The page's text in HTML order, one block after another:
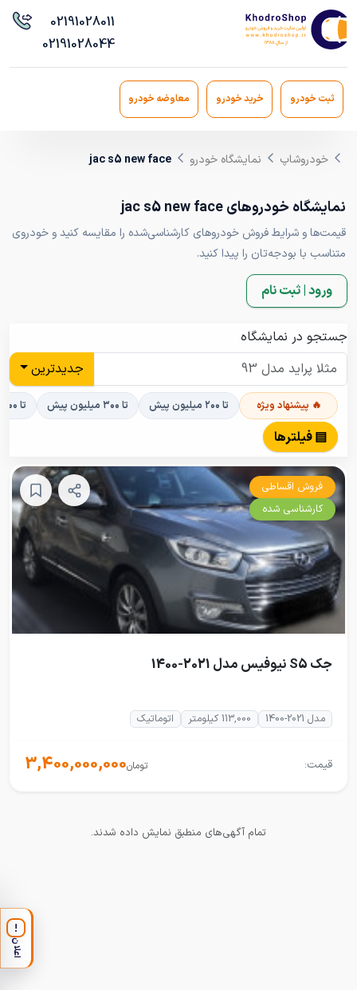
02191028011
02191028044
ثبت خودرو خرید خودرو معاوضه خودرو
خودروشاپ نمایشگاه خودرو jac s5 new face
نمایشگاه خودروهای jac s5 new face
قیمت‌ها و شرایط فروش خودروهای کارشناسی‌شده را مقایسه کنید و خودروی
متناسب با بودجه‌تان را پیدا کنید.
ورود | ثبت نام
جستجو در نمایشگاه
جدیدترین
🔥 پیشنهاد ویژه تا ۲۰۰ میلیون پیش تا ۳۰۰ میلیون پیش تا ۴۰۰ میلیون پیش
▤ فیلترها
فروش اقساطی
کارشناسی شده
جک S5 نیوفیس مدل 2021-1400
مدل 2021-1400 113,000 کیلومتر اتوماتیک
قیمت: 3,400,000,000تومان
تمام آگهی‌های منطبق نمایش داده شدند.
!
اعلان